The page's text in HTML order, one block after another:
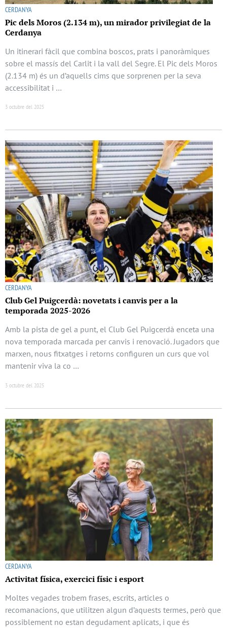
CERDANYA
Pic dels Moros (2.134 m), un mirador privilegiat de la
Cerdanya
Un itinerari fàcil que combina boscos, prats i panoràmiques
sobre el massís del Carlit i la vall del Segre. El Pic dels Moros
(2.134 m) és un d’aquells cims que sorprenen per la seva
accessibilitat i …
3 octubre del 2025
CERDANYA
Club Gel Puigcerdà: novetats i canvis per a la
temporada 2025-2026
Amb la pista de gel a punt, el Club Gel Puigcerdà enceta una
nova temporada marcada per canvis i renovació. Jugadors que
marxen, nous fitxatges i retorns configuren un curs que vol
mantenir viva la co …
3 octubre del 2025
CERDANYA
Activitat física, exercici físic i esport
Moltes vegades trobem frases, escrits, articles o
recomanacions, que utilitzen algun d’aquests termes, però que
possiblement no estan degudament aplicats, i que és